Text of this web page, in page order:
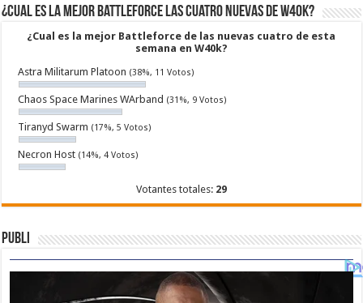
¿Cual es la mejor Battleforce las cuatro nuevas de W40k?
¿Cual es la mejor Battleforce de las nuevas cuatro de esta
semana en W40k?
Astra Militarum Platoon (38%, 11 Votos)
Chaos Space Marines WArband (31%, 9 Votos)
Tiranyd Swarm (17%, 5 Votos)
Necron Host (14%, 4 Votos)
Votantes totales: 29
Publi